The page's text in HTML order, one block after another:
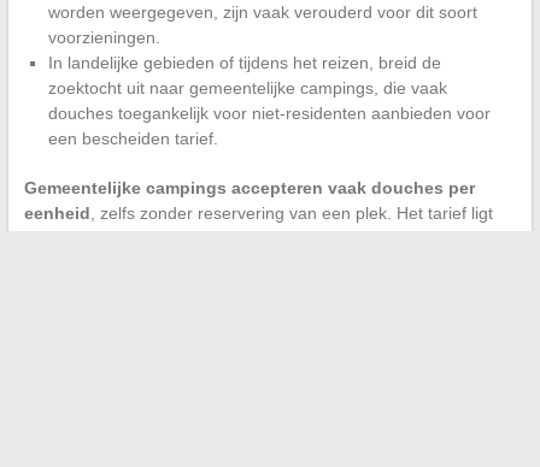
worden weergegeven, zijn vaak verouderd voor dit soort
voorzieningen.
In landelijke gebieden of tijdens het reizen, breid de
zoektocht uit naar gemeentelijke campings, die vaak
douches toegankelijk voor niet-residenten aanbieden voor
een bescheiden tarief.
Gemeentelijke campings accepteren vaak douches per
eenheid , zelfs zonder reservering van een plek. Het tarief ligt